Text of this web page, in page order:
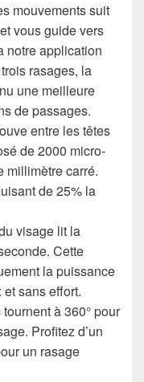
mouvements suit
vous guide vers
notre application
rasages, la
une meilleure
de passages.
entre les têtes
de 2000 micro-
millimètre carré.
de 25% la
visage lit la
Cette
la puissance
sans effort.
à 360° pour
Profitez d’un
un rasage